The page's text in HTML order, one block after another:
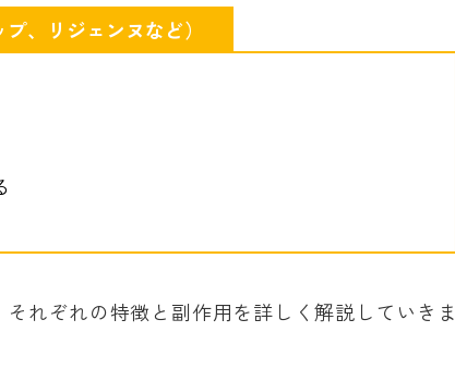
、リジェンヌなど）
れぞれの特徴と副作用を詳しく解説していきま